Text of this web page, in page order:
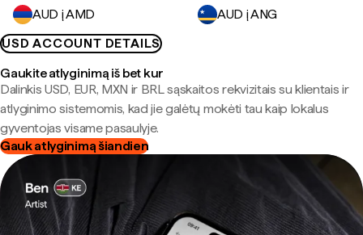
AUD į AMD
AUD į ANG
USD ACCOUNT DETAILS
Gaukite atlyginimą iš bet kur
Dalinkis USD, EUR, MXN ir BRL sąskaitos rekvizitais su klientais ir
atlyginimo sistemomis, kad jie galėtų mokėti tau kaip lokalus
gyventojas visame pasaulyje.
Gauk atlyginimą šiandien